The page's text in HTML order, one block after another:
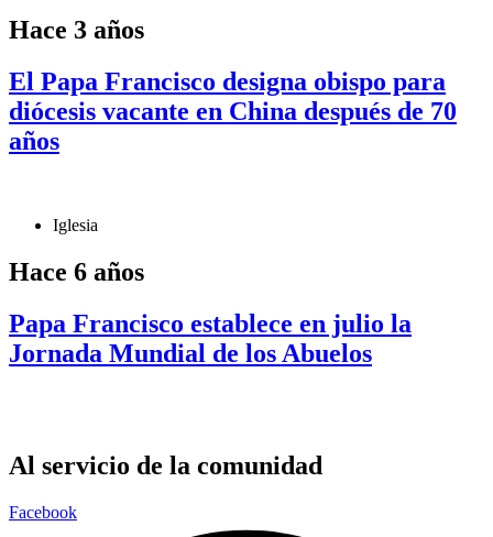
Hace 3 años
El Papa Francisco designa obispo para
diócesis vacante en China después de 70
años
Iglesia
Hace 6 años
Papa Francisco establece en julio la
Jornada Mundial de los Abuelos
Al servicio de la comunidad
Facebook